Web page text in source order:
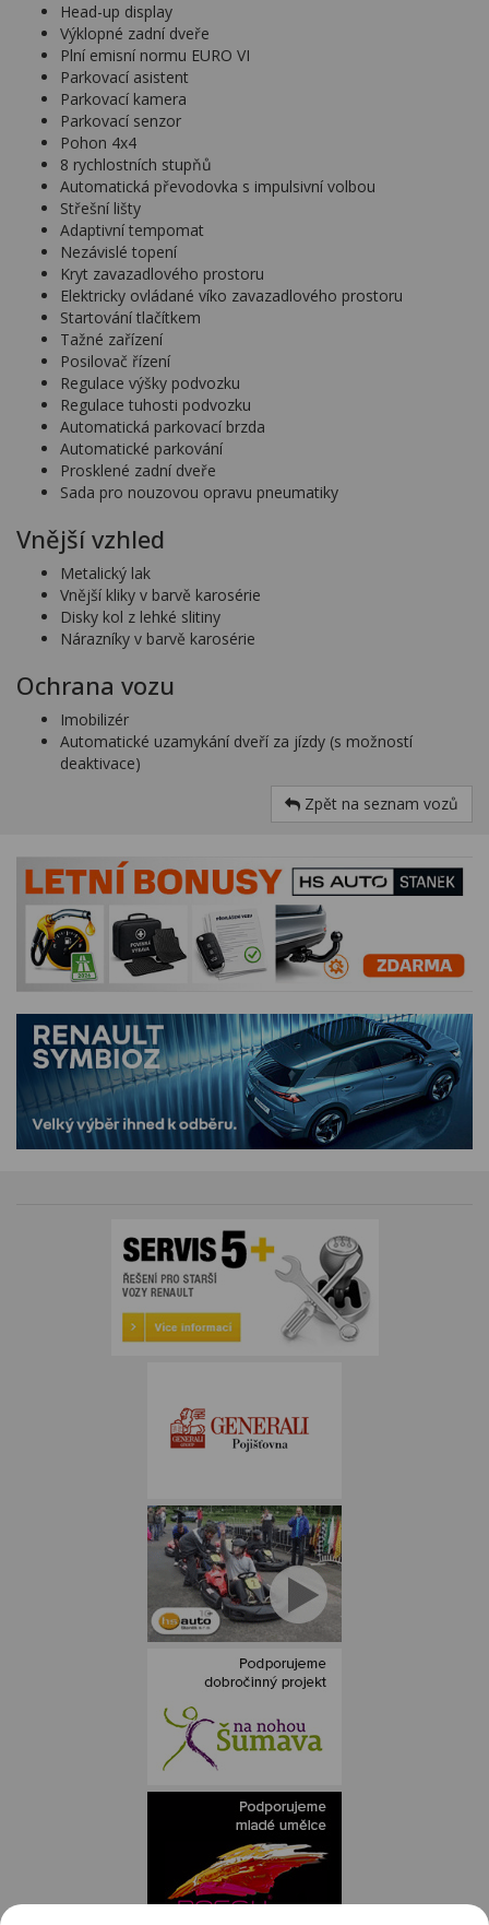
Head-up display
Výklopné zadní dveře
Plní emisní normu EURO VI
Parkovací asistent
Parkovací kamera
Parkovací senzor
Pohon 4x4
8 rychlostních stupňů
Automatická převodovka s impulsivní volbou
Střešní lišty
Adaptivní tempomat
Nezávislé topení
Kryt zavazadlového prostoru
Elektricky ovládané víko zavazadlového prostoru
Startování tlačítkem
Tažné zařízení
Posilovač řízení
Regulace výšky podvozku
Regulace tuhosti podvozku
Automatická parkovací brzda
Automatické parkování
Prosklené zadní dveře
Sada pro nouzovou opravu pneumatiky
Vnější vzhled
Metalický lak
Vnější kliky v barvě karosérie
Disky kol z lehké slitiny
Nárazníky v barvě karosérie
Ochrana vozu
Imobilizér
Automatické uzamykání dveří za jízdy (s možností
deaktivace)
Zpět na seznam vozů